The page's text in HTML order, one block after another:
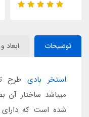
توضیحات
استخر بادیطرح
میباشد ساختار
شده است که